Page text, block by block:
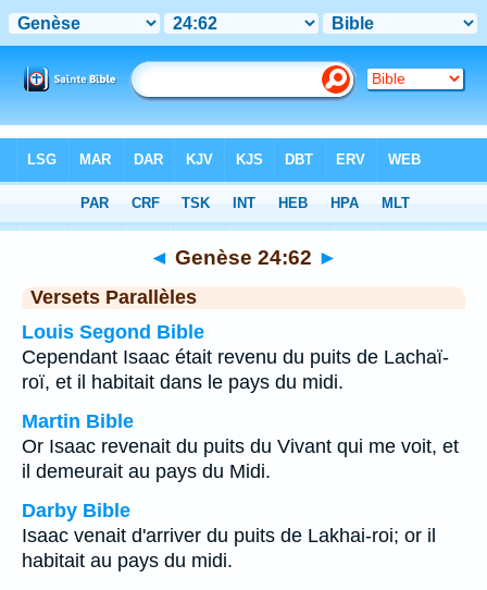
Chapitre 24 > Verset 62
◄ Genèse 24:62 ►
Versets Parallèles
Louis Segond Bible
Cependant Isaac était revenu du puits de Lachaï-
roï, et il habitait dans le pays du midi.
Martin Bible
Or Isaac revenait du puits du Vivant qui me voit, et
il demeurait au pays du Midi.
Darby Bible
Isaac venait d'arriver du puits de Lakhai-roi; or il
habitait au pays du midi.